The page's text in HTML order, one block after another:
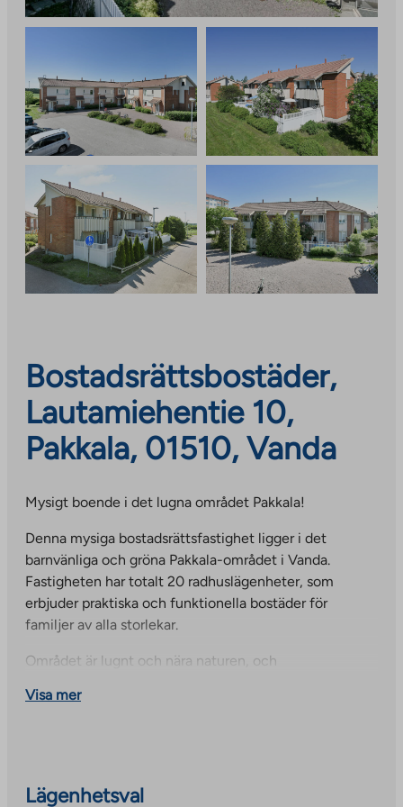
Bostadsrättsbostäder,
Lautamiehentie 10,
Pakkala, 01510, Vanda
Mysigt boende i det lugna området Pakkala!
Denna mysiga bostadsrättsfastighet ligger i det
barnvänliga och gröna Pakkala-området i Vanda.
Fastigheten har totalt 20 radhuslägenheter, som
erbjuder praktiska och funktionella bostäder för
familjer av alla storlekar.
Området är lugnt och nära naturen, och
service finns inom gångavstånd, och köpcentret
Dessutom ligger Vanda flygplats bara en kort bit bort,
Visa mer
Lägenhetsval